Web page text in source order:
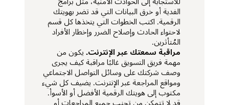
الفدية أو خرق البيانات التي قد تضر بهويتك
الرقمية. اكتب الخطوات التي يتخذها كل قسم
لاحتواء الحادث وإصلاح الضرر وإخطار الأفراد
المُتأثرين.
مراقبة سمعتك عبر الإنترنت.يكون من
مهمة فريق التسويق غالبًا مراقبة كيف يجرى
وصف شركتك على وسائل التواصل الاجتماعي
ومواقع المراجعة عبر الإنترنت. يضيف كل شيء
مكتوب إلى هويتك الرقمية الأفضل أو الأسوأ.
قد لا تتمكن من تجنب جميع المراجعات أو